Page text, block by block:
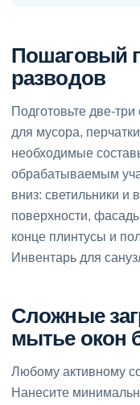
Пошаговый
разводов
Подготовьте две-
для мусора,
необходимые
обрабатываемым
вниз: светильники и
поверхности,
конце плинтусы и
Инвентарь для
Сложные
мытье окон
Любому активному
Нанесите